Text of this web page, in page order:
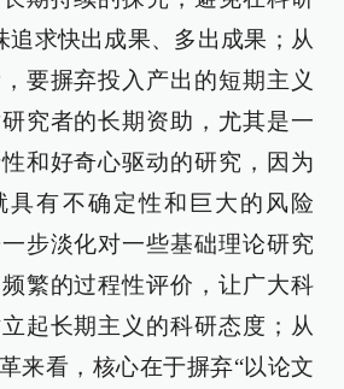
追求快出成果、多出成果；从
要摒弃投入产出的短期主义
究者的长期资助，尤其是一
和好奇心驱动的研究，因为
具有不确定性和巨大的风险
步淡化对一些基础理论研究
繁的过程性评价，让广大科
起长期主义的科研态度；从
来看，核心在于摒弃“以论文